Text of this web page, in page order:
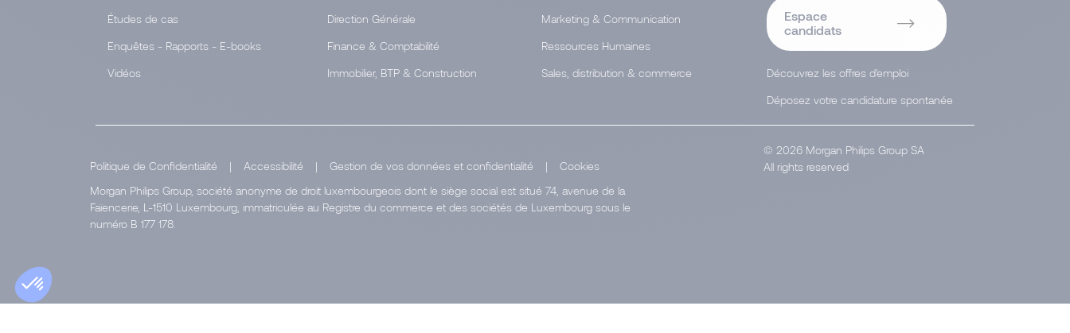
Études de cas
Enquêtes - Rapports - E-books
Vidéos
Direction Générale
Finance & Comptabilité
Immobilier, BTP & Construction
Marketing & Communication
Ressources Humaines
Sales, distribution & commerce
Espace
candidats
Découvrez les offres d'emploi
Déposez votre candidature spontanée
Politique de Confidentialité | Accessibilité | Gestion de vos données et confidentialité |
Cookies
Morgan Philips Group, société anonyme de droit luxembourgeois dont le siège social est situé 74, avenue de la
Faïencerie, L-1510 Luxembourg, immatriculée au Registre du commerce et des sociétés de Luxembourg sous le
numéro B 177 178.
© 2026 Morgan Philips Group SA
All rights reserved